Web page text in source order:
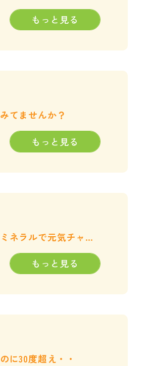
もっと見る
てませんか？
もっと見る
夏バテ対策！ミネラルで元気チャージ
もっと見る
に30度超え・・